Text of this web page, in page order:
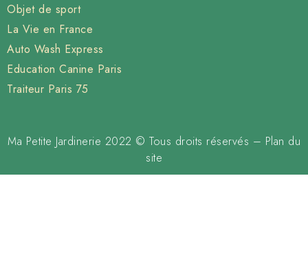
Objet de sport
La Vie en France
Auto Wash Express
Education Canine Paris
Traiteur Paris 75
Ma Petite Jardinerie 2022 © Tous droits réservés – Plan du
site